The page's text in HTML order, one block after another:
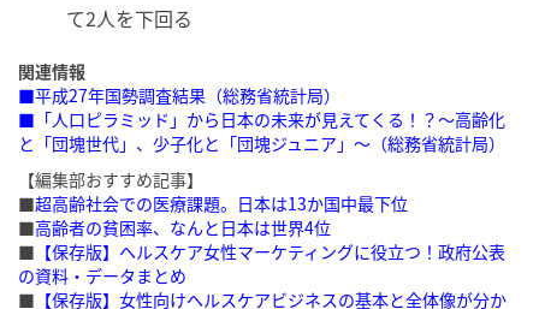
て2人を下回る
関連情報
■平成27年国勢調査結果（総務省統計局）
■「人口ピラミッド」から日本の未来が見えてくる！？〜高齢化
と「団塊世代」、少子化と「団塊ジュニア」〜（総務省統計局）
【編集部おすすめ記事】
■超高齢社会での医療課題。日本は13か国中最下位
■高齢者の貧困率、なんと日本は世界4位
■ 【保存版】ヘルスケア女性マーケティングに役立つ！政府公表
の資料・データまとめ
■ 【保存版】女性向けヘルスケアビジネスの基本と全体像が分か